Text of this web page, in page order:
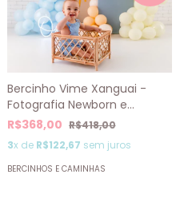
Bercinho Vime Xanguai -
Fotografia Newborn e
Acompanhamento
R$368,00 R$418,00
3x de R$122,67 sem juros
BERCINHOS E CAMINHAS